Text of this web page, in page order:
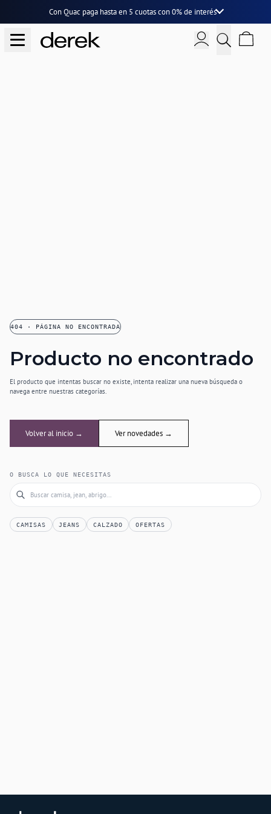
Con Quac paga hasta en 5 cuotascon0% de interés
404 · PÁGINA NO ENCONTRADA
Producto no encontrado
El producto que intentas buscar no existe, intenta realizar una nueva búsqueda o
navega entre nuestras categorías.
Volver al inicio → Ver novedades →
O BUSCA LO QUE NECESITAS
CAMISAS JEANS CALZADO OFERTAS